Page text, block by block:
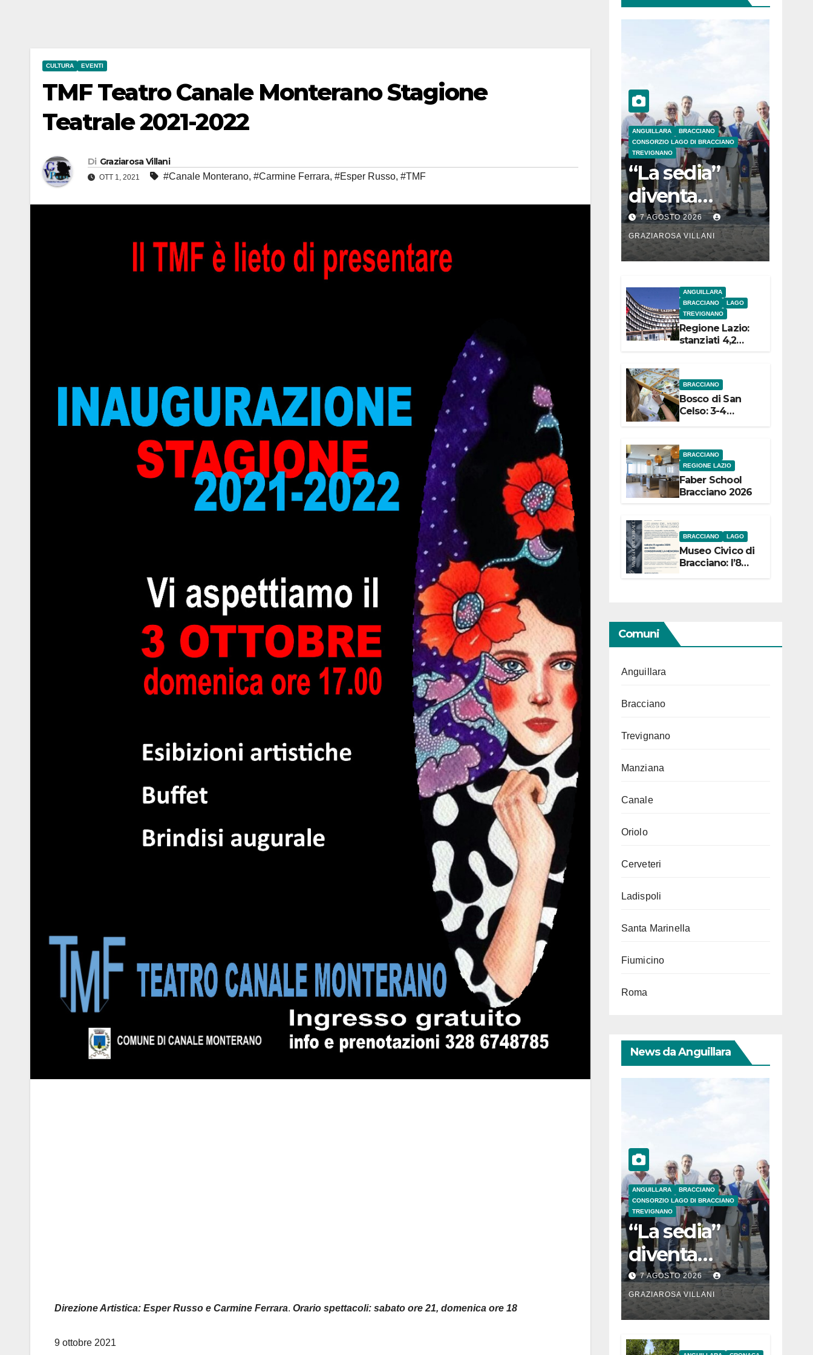
CULTURA EVENTI
TMF Teatro Canale Monterano Stagione
Teatrale 2021-2022
Di Graziarosa Villani
OTT 1, 2021 #Canale Monterano, #Carmine Ferrara, #Esper Russo, #TMF
Direzione Artistica: Esper Russo e Carmine Ferrara. Orario spettacoli: sabato ore 21, domenica ore 18
9 ottobre 2021
ANGUILLARA
BRACCIANO
CONSORZIO LAGO DI BRACCIANO
TREVIGNANO
“La sedia”
diventa
Belvedere sul
lago di
Bracciano: ieri
l’inaugurazion
e
7 AGOSTO 2026
GRAZIAROSA VILLANI
ANGUILLARA
BRACCIANO
LAGO
TREVIGNANO
Regione Lazio:
stanziati 4,2
dell’Etruria
Meridionale
BRACCIANO
Bosco di San
Celso: 3-4
settembre
Festival “Storie
in cielo e in
terra”
BRACCIANO
REGIONE LAZIO
Faber School
Bracciano 2026
BRACCIANO LAGO
Museo Civico di
Bracciano: l’8
Comuni
Anguillara
Bracciano
Trevignano
Manziana
Canale
Oriolo
Cerveteri
Ladispoli
Santa Marinella
Fiumicino
Roma
News da Anguillara
ANGUILLARA
BRACCIANO
CONSORZIO LAGO DI BRACCIANO
TREVIGNANO
“La sedia”
diventa
Belvedere sul
lago di
Bracciano: ieri
l’inaugurazion
7 AGOSTO 2026
GRAZIAROSA VILLANI